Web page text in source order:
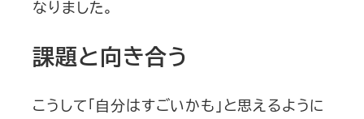
なりました。
課題と向き合う
こうして「自分はすごいかも」と思えるように